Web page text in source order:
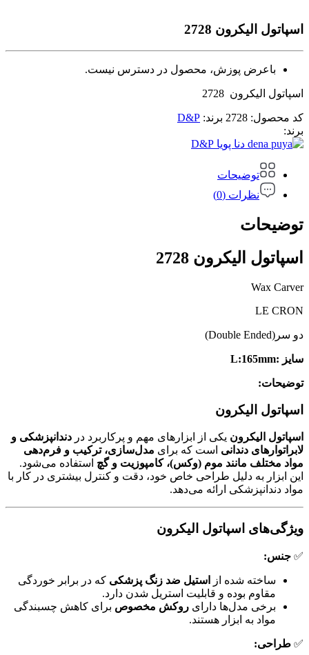
اسپاتول الیکرون 2728
باعرض پوزش، محصول در دسترس نیست.
اسپاتول الیکرون 2728
کد محصول: 2728 برند: D&P
برند:
D&P
توضیحات
نظرات (0)
توضیحات
اسپاتول الیکرون 2728
Wax Carver
LE CRON
دو سر(Double Ended)
سایز :L:165mm
توضیحات:
اسپاتول الیکرون
اسپاتول الیکرون یکی از ابزارهای مهم و پرکاربرد در دندانپزشکی و
لابراتوارهای دندانی است که برای مدل‌سازی، ترکیب و فرم‌دهی
مواد مختلف مانند موم (وکس)، کامپوزیت و گچ استفاده می‌شود.
این ابزار به دلیل طراحی خاص خود، دقت و کنترل بیشتری در کار با
مواد دندانپزشکی ارائه می‌دهد.
ویژگی‌های اسپاتول الیکرون
✅ جنس:
ساخته شده از استیل ضد زنگ پزشکی که در برابر خوردگی
مقاوم بوده و قابلیت استریل شدن دارد.
برخی مدل‌ها دارای روکش مخصوص برای کاهش چسبندگی
مواد به ابزار هستند.
✅ طراحی: